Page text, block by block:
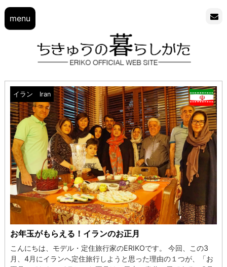
menu
イラン Iran
お年玉がもらえる！イランのお正月
こんにちは、モデル・定住旅行家のERIKOです。 今回、この3
月、4月にイランへ定住旅行しようと思った理由の１つが、「お